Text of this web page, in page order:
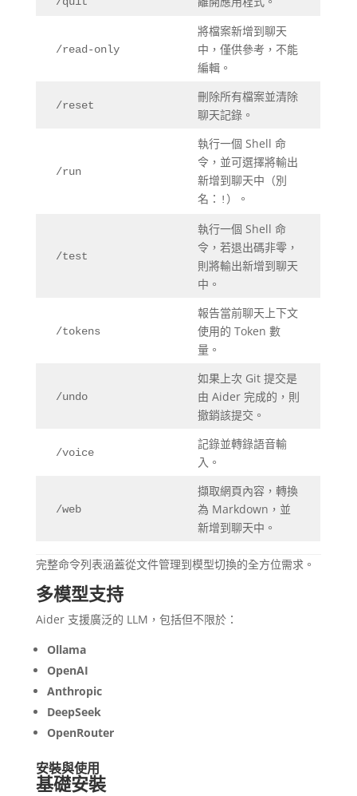
/read-only
將檔案新增到聊天
中，僅供參考，不能
編輯。
/reset
刪除所有檔案並清除
聊天記錄。
/run
執行一個 Shell 命
令，並可選擇將輸出
新增到聊天中（別
名： ! ）。
/test
執行一個 Shell 命
令，若退出碼非零，
則將輸出新增到聊天
中。
/tokens
報告當前聊天上下文
使用的 Token 數
量。
/undo
如果上次 Git 提交是
由 Aider 完成的，則
撤銷該提交。
/voice
記錄並轉錄語音輸
入。
/web
擷取網頁內容，轉換
為 Markdown，並
新增到聊天中。
完整命令列表涵蓋從文件管理到模型切換的全方位需求。
多模型支持
Aider 支援廣泛的 LLM，包括但不限於：
Ollama
OpenAI
Anthropic
DeepSeek
OpenRouter
安裝與使用
基礎安裝